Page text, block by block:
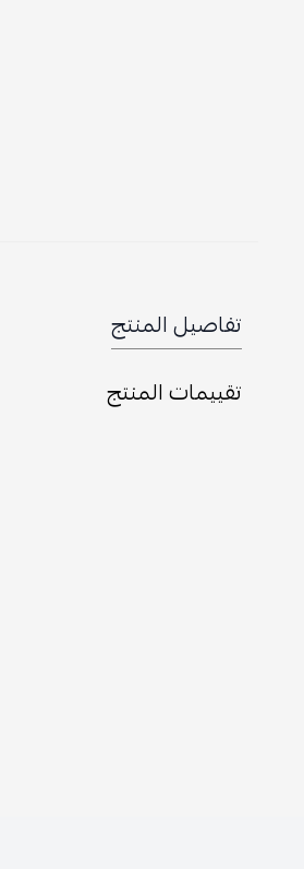
تفاصيل المنتج
تقييمات المنتج